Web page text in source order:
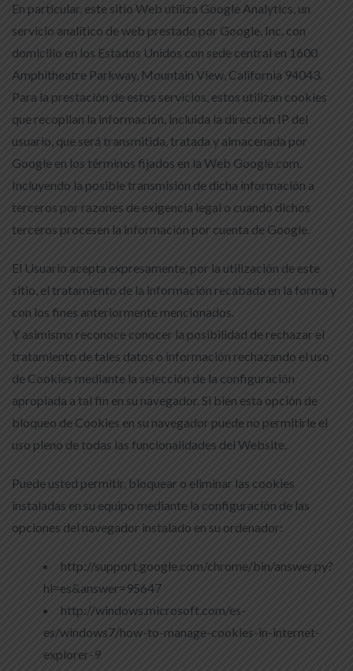
En particular, este sitio Web utiliza Google Analytics, un
servicio analítico de web prestado por Google, Inc. con
domicilio en los Estados Unidos con sede central en 1600
Amphitheatre Parkway, Mountain View, California 94043.
Para la prestación de estos servicios, estos utilizan cookies
que recopilan la información, incluida la dirección IP del
usuario, que será transmitida, tratada y almacenada por
Google en los términos fijados en la Web Google.com.
Incluyendo la posible transmisión de dicha información a
terceros por razones de exigencia legal o cuando dichos
terceros procesen la información por cuenta de Google.
El Usuario acepta expresamente, por la utilización de este
sitio, el tratamiento de la información recabada en la forma y
con los fines anteriormente mencionados.
Y asimismo reconoce conocer la posibilidad de rechazar el
tratamiento de tales datos o información rechazando el uso
de Cookies mediante la selección de la configuración
apropiada a tal fin en su navegador. Si bien esta opción de
bloqueo de Cookies en su navegador puede no permitirle el
uso pleno de todas las funcionalidades del Website.
Puede usted permitir, bloquear o eliminar las cookies
instaladas en su equipo mediante la configuración de las
opciones del navegador instalado en su ordenador:
http://support.google.com/chrome/bin/answer.py?
hl=es&answer=95647
http://windows.microsoft.com/es-
es/windows7/how-to-manage-cookies-in-internet-
explorer-9